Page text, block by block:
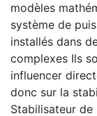
modèles
système de
installés dans
complexes Ils
influencer
donc sur la
Stabilisateur de